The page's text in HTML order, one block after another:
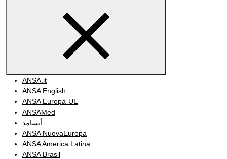
ANSA.it
ANSA English
ANSA Europa-UE
ANSAMed
أنسامد
ANSA NuovaEuropa
ANSA America Latina
ANSA Brasil